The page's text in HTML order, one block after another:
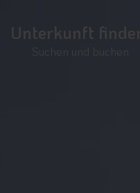
Unterkunft finden!